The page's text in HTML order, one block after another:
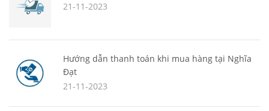
21-11-2023
Hướng dẫn thanh toán khi mua hàng tại Nghĩa
Đạt
21-11-2023